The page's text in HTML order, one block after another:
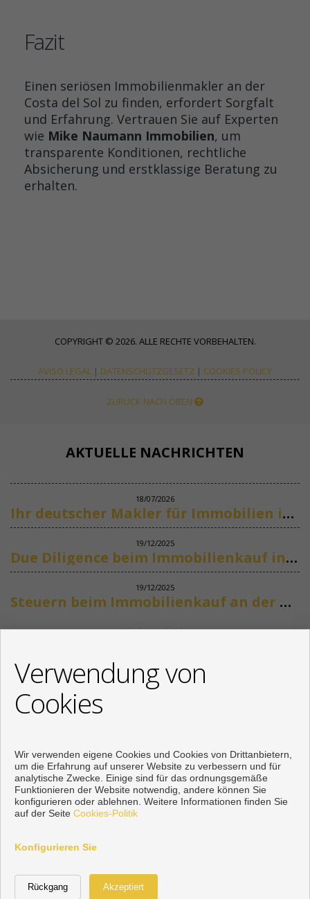
Fazit
Einen seriösen Immobilienmakler an der
Costa del Sol zu finden, erfordert Sorgfalt
und Erfahrung. Vertrauen Sie auf Experten
wie Mike Naumann Immobilien, um
transparente Konditionen, rechtliche
Absicherung und erstklassige Beratung zu
erhalten.
COPYRIGHT © 2026. ALLE RECHTE VORBEHALTEN.
AVISO LEGAL | DATENSCHUTZGESETZ | COOKIES POLICY
ZURÜCK NACH OBEN
AKTUELLE NACHRICHTEN
18/07/2026
Ihr deutscher Makler für Immobilien in Marbella
19/12/2025
Due Diligence beim Immobilienkauf in Spanien
19/12/2025
Steuern beim Immobilienkauf an der Costa del Sol
Siehe mehr
+34 622318266
info@mikenaumannimmobilien.com
Von Montag bis Freitag : 10:00 - 18:00
Vorbei sich entwickelt
Verwendung von
Cookies
Wir verwenden eigene Cookies und Cookies von Drittanbietern,
um die Erfahrung auf unserer Website zu verbessern und für
analytische Zwecke. Einige sind für das ordnungsgemäße
Funktionieren der Website notwendig, andere können Sie
konfigurieren oder ablehnen. Weitere Informationen finden Sie
auf der Seite Cookies-Politik
Konfigurieren Sie